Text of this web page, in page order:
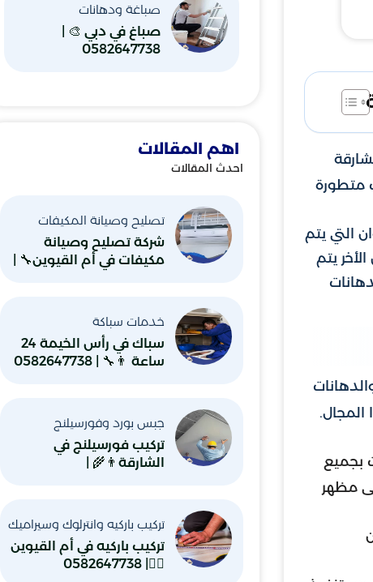
متطورة
التي يتم
يتم
المجال.
بجميع
مظهر
صباغة ودهانات
صباغ في دبي 🎨 |
0582647738
اهم المقالات
احدث المقالات
تصليح وصيانة المكيفات
شركة تصليح وصيانة
مكيفات في أم القيوين🔧 |
خدمات سباكة
سباك في رأس الخيمة 24
ساعة 👨‍🔧 | 0582647738
جبس بورد وفورسيلنج
تركيب فورسيلنج في
الشارقة👨‍🌾 |
تركيب باركيه وانترلوك وسيراميك
تركيب باركيه في أم القيوين
👷‍♂️| 0582647738